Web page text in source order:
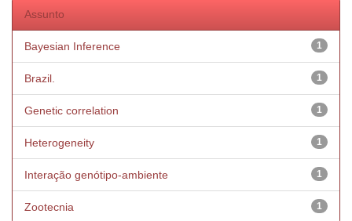
Assunto
1
Bayesian Inference
1
Brazil.
1
Genetic correlation
1
Heterogeneity
1
Interação genótipo-ambiente
1
Zootecnia